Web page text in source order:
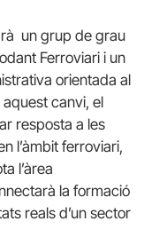
un grup de grau
Ferroviari i un
orientada al
canvi, el
resposta a les
l’àmbit ferroviari,
l’àrea
la formació
reals d’un sector